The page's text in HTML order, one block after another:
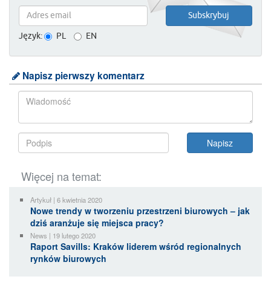
Język: PL EN
Napisz pierwszy komentarz
Więcej na temat:
Artykuł | 6 kwietnia 2020
Nowe trendy w tworzeniu przestrzeni biurowych – jak
dziś aranżuje się miejsca pracy?
News | 19 lutego 2020
Raport Savills: Kraków liderem wśród regionalnych
rynków biurowych